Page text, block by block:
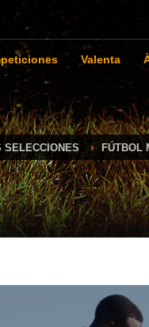
Valenta
SELECCIONES FÚTBOL